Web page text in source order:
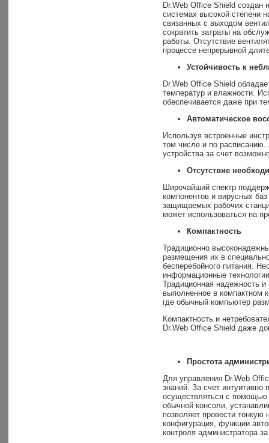
Dr.Web Office Shield создан
системах высокой степени
связанных с выходом
сократить затраты на
работы. Отсутствие
процессе непрерывной
Устойчивость к
Dr.Web Office Shield
температур и влажности.
обеспечивается даже при
Автоматическое
Используя встроенные
том числе и по расписанию.
устройства за счет
Отсутствие
Широчайший спектр
компонентов и вирусных
защищаемых рабочих
может использоваться на
Компактность
Традиционно
размещения их в
бесперебойного питания.
информационные
Традиционная надежность
выполненное в компактном
где обычный компьютер
Компактность и
Dr.Web Office Shield даже
Простота
Для управления Dr.Web
знаний. За счет интуитивно
осуществляться с помощью
обычной консоли,
позволяет провести тонкую
конфигурация, функции
контроля администратора